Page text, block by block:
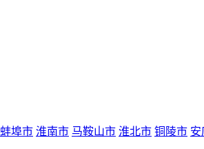
蚌埠市 淮南市 马鞍山市 淮北市 铜陵市 安